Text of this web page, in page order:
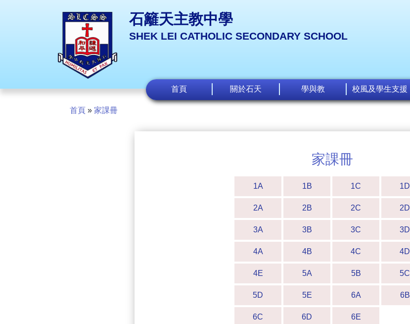
石籬天主教中學
SHEK LEI CATHOLIC SECONDARY SCHOOL
首頁 關於石天 學與教 校風及學生支援
首頁 » 家課冊
家課冊
1A 1B 1C 1D
2A 2B 2C 2D
3A 3B 3C 3D
4A 4B 4C 4D
4E 5A 5B 5C
5D 5E 6A 6B
6C 6D 6E